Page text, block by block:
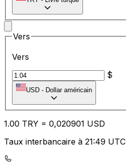
Vers
Vers
$
USD - Dollar américain
1.00 TRY = 0,020901 USD
Taux interbancaire à 21:49 UTC